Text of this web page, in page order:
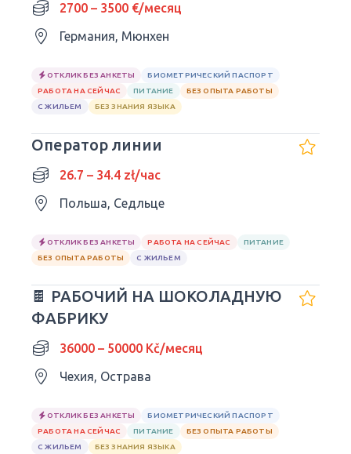
2700 – 3500 €/месяц
Германия, Мюнхен
ОТКЛИК БЕЗ АНКЕТЫ
БИОМЕТРИЧЕСКИЙ ПАСПОРТ
РАБОТА НА СЕЙЧАС
ПИТАНИЕ
БЕЗ ОПЫТА РАБОТЫ
С ЖИЛЬЕМ
БЕЗ ЗНАНИЯ ЯЗЫКА
Оператор линии
26.7 – 34.4 zł/час
Польша, Седльце
ОТКЛИК БЕЗ АНКЕТЫ РАБОТА НА СЕЙЧАС
ПИТАНИЕ
БЕЗ ОПЫТА РАБОТЫ
С ЖИЛЬЕМ
🍫 РАБОЧИЙ НА ШОКОЛАДНУЮ
ФАБРИКУ
36000 – 50000 Kč/месяц
Чехия, Острава
ОТКЛИК БЕЗ АНКЕТЫ
БИОМЕТРИЧЕСКИЙ ПАСПОРТ
РАБОТА НА СЕЙЧАС
ПИТАНИЕ
БЕЗ ОПЫТА РАБОТЫ
С ЖИЛЬЕМ
БЕЗ ЗНАНИЯ ЯЗЫКА